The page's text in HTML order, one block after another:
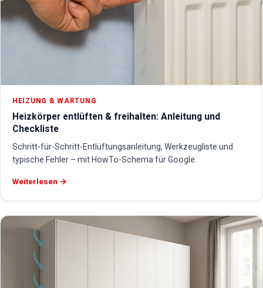
HEIZUNG & WARTUNG
Heizkörper entlüften & freihalten: Anleitung und
Checkliste
Schritt-für-Schritt-Entlüftungsanleitung, Werkzeugliste und
typische Fehler – mit HowTo-Schema für Google.
Weiterlesen →